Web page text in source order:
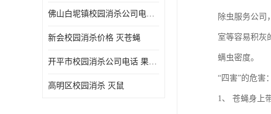
佛山白坭镇校园消杀公司电话 除四害
新会校园消杀价格 灭苍蝇
开平市校园消杀公司电话 果蝇防治
高明区校园消杀 灭鼠
除虫服务公司
室等容易积灰
螨虫密度。
“四害”的危害：
1、 苍蝇身上